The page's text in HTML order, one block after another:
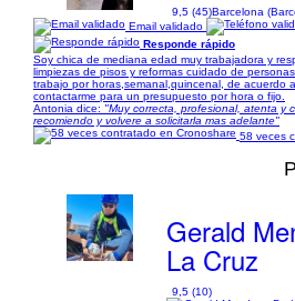
9,5 (45)Barcelona
Email validado
Responde rápido
Soy chica de mediana edad muy trabajadora y
limpiezas de pisos y reformas cuidado de
trabajo por horas,semanal,quincenal, de acuerdo
contactarme para un presupuesto por hora o fijo.
Antonia dice: "Muy correcta, profesional, atenta y
recomiendo y volvere a solicitarla mas adelante"
58 veces
Gerald
La Cruz
9,5 (10)